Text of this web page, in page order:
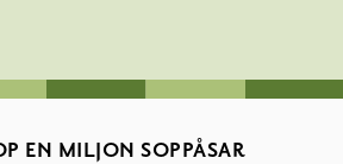
EN MILJON SOPPÅSAR